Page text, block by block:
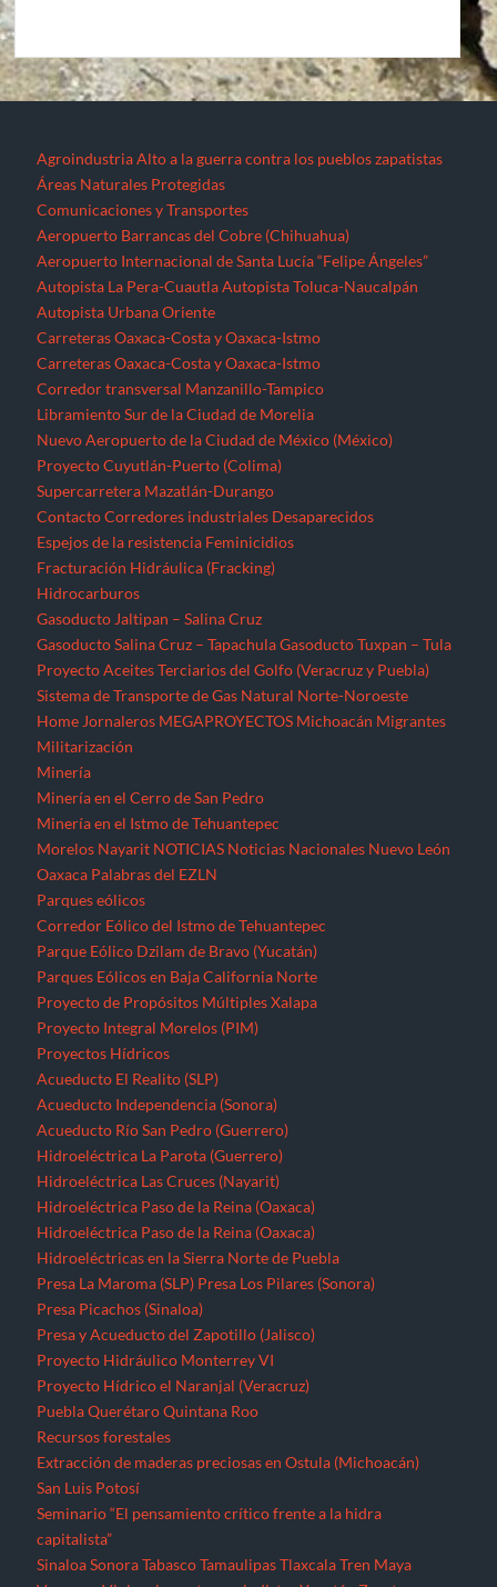
Agroindustria Alto a la guerra contra los pueblos zapatistas
Áreas Naturales Protegidas
Comunicaciones y Transportes
Aeropuerto Barrancas del Cobre (Chihuahua)
Aeropuerto Internacional de Santa Lucía “Felipe Ángeles”
Autopista La Pera-Cuautla Autopista Toluca-Naucalpán
Autopista Urbana Oriente
Carreteras Oaxaca-Costa y Oaxaca-Istmo
Carreteras Oaxaca-Costa y Oaxaca-Istmo
Corredor transversal Manzanillo-Tampico
Libramiento Sur de la Ciudad de Morelia
Nuevo Aeropuerto de la Ciudad de México (México)
Proyecto Cuyutlán-Puerto (Colima)
Supercarretera Mazatlán-Durango
Contacto Corredores industriales Desaparecidos
Espejos de la resistencia Feminicidios
Fracturación Hidráulica (Fracking)
Hidrocarburos
Gasoducto Jaltipan – Salina Cruz
Gasoducto Salina Cruz – Tapachula Gasoducto Tuxpan – Tula
Proyecto Aceites Terciarios del Golfo (Veracruz y Puebla)
Sistema de Transporte de Gas Natural Norte-Noroeste
Home Jornaleros MEGAPROYECTOS Michoacán Migrantes
Militarización
Minería
Minería en el Cerro de San Pedro
Minería en el Istmo de Tehuantepec
Morelos Nayarit NOTICIAS Noticias Nacionales Nuevo León
Oaxaca Palabras del EZLN
Parques eólicos
Corredor Eólico del Istmo de Tehuantepec
Parque Eólico Dzilam de Bravo (Yucatán)
Parques Eólicos en Baja California Norte
Proyecto de Propósitos Múltiples Xalapa
Proyecto Integral Morelos (PIM)
Proyectos Hídricos
Acueducto El Realito (SLP)
Acueducto Independencia (Sonora)
Acueducto Río San Pedro (Guerrero)
Hidroeléctrica La Parota (Guerrero)
Hidroeléctrica Las Cruces (Nayarit)
Hidroeléctrica Paso de la Reina (Oaxaca)
Hidroeléctrica Paso de la Reina (Oaxaca)
Hidroeléctricas en la Sierra Norte de Puebla
Presa La Maroma (SLP) Presa Los Pilares (Sonora)
Presa Picachos (Sinaloa)
Presa y Acueducto del Zapotillo (Jalisco)
Proyecto Hidráulico Monterrey VI
Proyecto Hídrico el Naranjal (Veracruz)
Puebla Querétaro Quintana Roo
Recursos forestales
Extracción de maderas preciosas en Ostula (Michoacán)
San Luis Potosí
Seminario “El pensamiento crítico frente a la hidra
capitalista”
Sinaloa Sonora Tabasco Tamaulipas Tlaxcala Tren Maya